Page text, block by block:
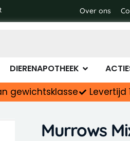
Over ons
Dieren accessoires
DIERENAPOTHEEK Open
gewichtsklasse Levertijd
Murrows